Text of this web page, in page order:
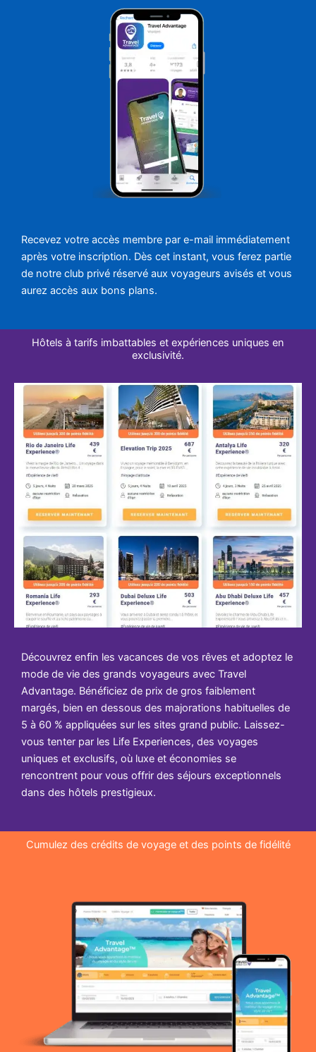
Recevez votre accès membre par e-mail immédiatement
après votre inscription. Dès cet instant, vous ferez partie
de notre club privé réservé aux voyageurs avisés et vous
aurez accès aux bons plans.
Hôtels à tarifs imbattables et expériences uniques en
exclusivité.
Découvrez enfin les vacances de vos rêves et adoptez le
mode de vie des grands voyageurs avec Travel
Advantage. Bénéficiez de prix de gros faiblement
margés, bien en dessous des majorations habituelles de
5 à 60 % appliquées sur les sites grand public. Laissez-
vous tenter par les Life Experiences, des voyages
uniques et exclusifs, où luxe et économies se
rencontrent pour vous offrir des séjours exceptionnels
dans des hôtels prestigieux.
Cumulez des crédits de voyage et des points de fidélité